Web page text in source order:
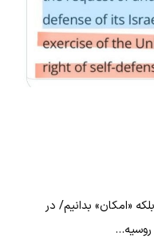
«امکان» بدانیم/ در
روسیه…